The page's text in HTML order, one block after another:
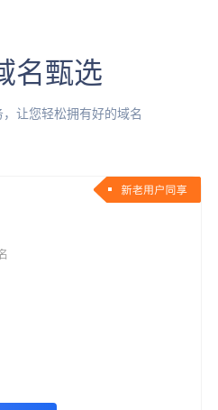
名甄选
让您轻松拥有好的域名